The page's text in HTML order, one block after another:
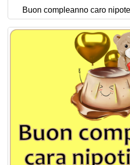
Buon compleanno caro